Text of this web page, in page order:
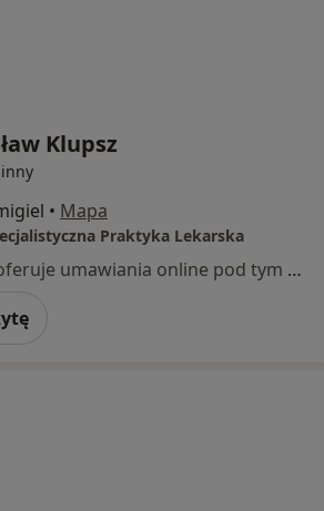
Klupsz
• Mapa
Praktyka Lekarska
Specjalista nie oferuje umawiania online pod tym adresem.